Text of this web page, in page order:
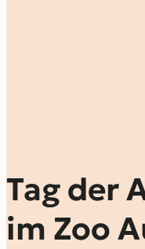
Tag der
im Zoo